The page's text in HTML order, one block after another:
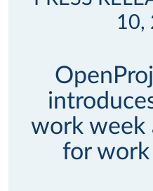
10,
work week
for work